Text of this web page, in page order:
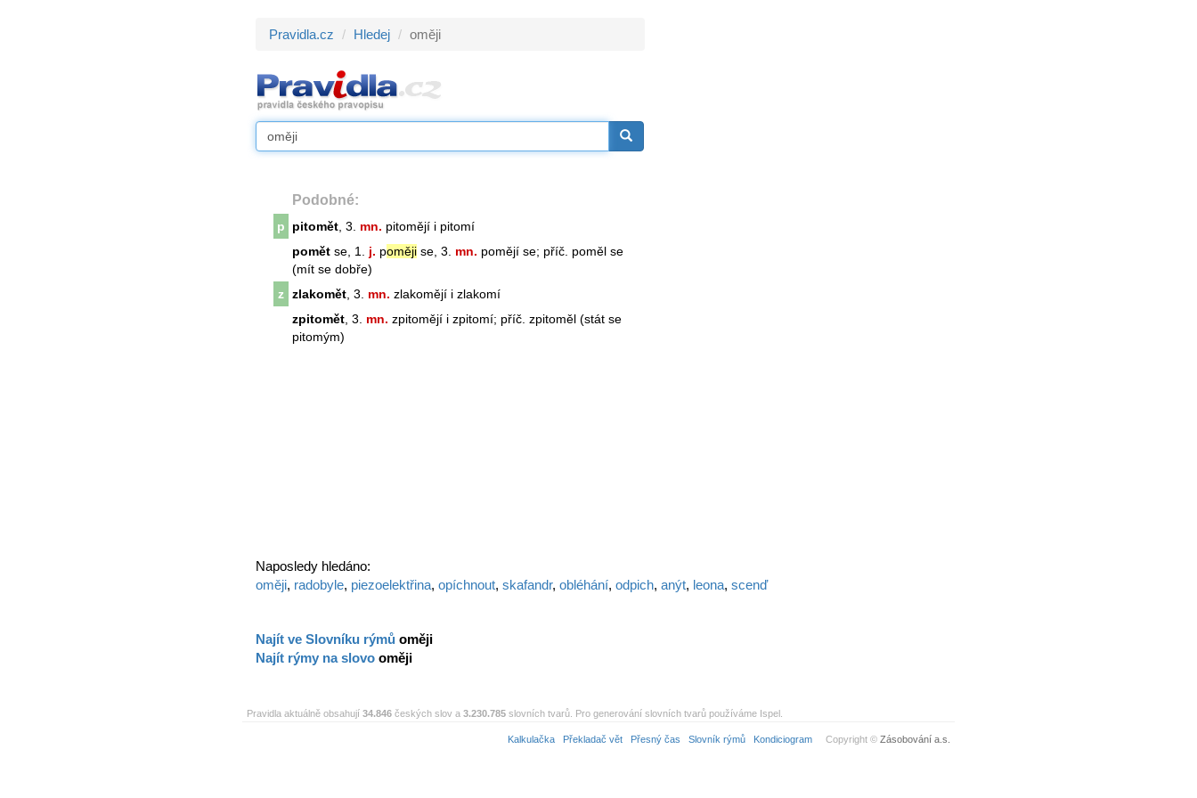
Pravidla.cz Hledej oměji
Podobné:
p pitomět , 3. mn. pitomějí i pitomí
pomět se, 1. j. poměji se, 3. mn. pomějí se; příč. poměl se
(mít se dobře)
z
zlakomět , 3. mn. zlakomějí i zlakomí
zpitomět , 3. mn. zpitomějí i zpitomí; příč. zpitoměl (stát se
pitomým)
Naposledy hledáno:
oměji, radobyle, piezoelektřina, opíchnout, skafandr, obléhání, odpich, anýt, leona, scenď
Najít ve Slovníku rýmů oměji
Najít rýmy na slovo oměji
Pravidla aktuálně obsahují 34.846 českých slov a 3.230.785 slovních tvarů. Pro generování slovních tvarů používáme Ispel.
Kalkulačka Překladač vět Přesný čas Slovník rýmů Kondiciogram Copyright © Zásobování a.s.